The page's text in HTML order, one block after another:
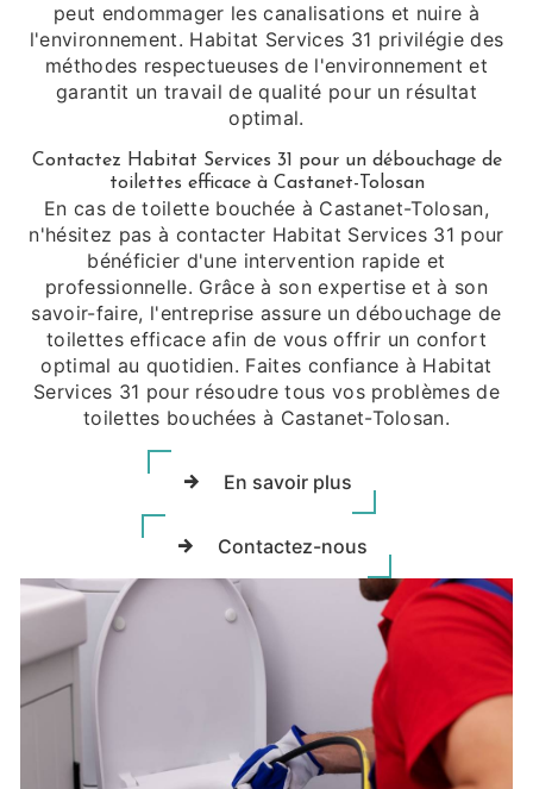
peut endommager les canalisations et nuire à
l'environnement. Habitat Services 31 privilégie des
méthodes respectueuses de l'environnement et
garantit un travail de qualité pour un résultat
optimal.
Contactez Habitat Services 31 pour un débouchage de
toilettes efficace à Castanet-Tolosan
En cas de toilette bouchée à Castanet-Tolosan,
n'hésitez pas à contacter Habitat Services 31 pour
bénéficier d'une intervention rapide et
professionnelle. Grâce à son expertise et à son
savoir-faire, l'entreprise assure un débouchage de
toilettes efficace afin de vous offrir un confort
optimal au quotidien. Faites confiance à Habitat
Services 31 pour résoudre tous vos problèmes de
toilettes bouchées à Castanet-Tolosan.
En savoir plus
Contactez-nous